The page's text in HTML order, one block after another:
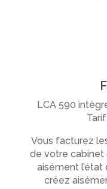
LCA 590
Vous facturez
de votre cabinet
aisément
créez